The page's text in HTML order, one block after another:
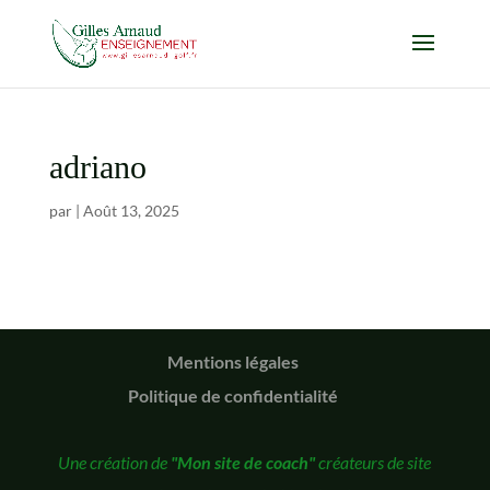
adriano
par | Août 13, 2025
Mentions légales
Politique de confidentialité
Une création de "Mon site de coach"créateurs de site